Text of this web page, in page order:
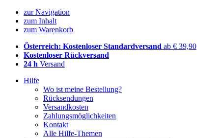
zur Navigation
zum Inhalt
zum Warenkorb
Österreich: Kostenloser Standardversand ab € 39,90
Kostenloser Rückversand
24 h Versand
Hilfe
Wo ist meine Bestellung?
Rücksendungen
Versandkosten
Zahlungsmöglichkeiten
Kontakt
Alle Hilfe-Themen